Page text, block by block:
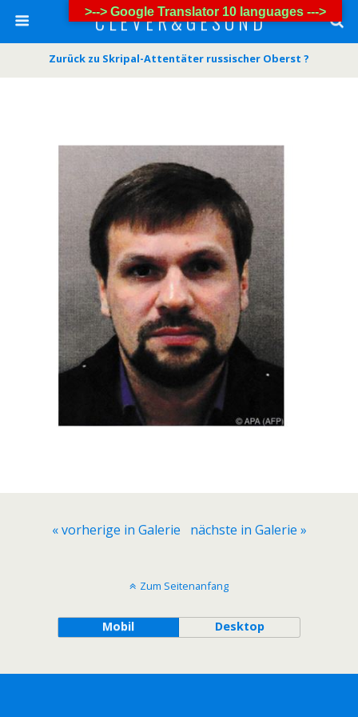
C L E V E R & G E S U N D
Zurück zu Skripal-Attentäter russischer Oberst ?
« vorherige in Galerie nächste in Galerie »
Zum Seitenanfang
Mobil Desktop
>--> Google Translator 10 languages --->